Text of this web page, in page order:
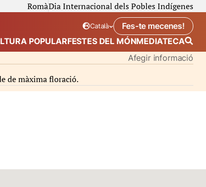
RomàDia Internacional dels Pobles Indígenes
Idioma seleccionat:
Català
. Canviar idiomaFes-te mecenes!
el submenú de “Ecosistema”
POPULARFESTES DEL MÓNMEDIATECA
Afegir informació
de màxima floració.